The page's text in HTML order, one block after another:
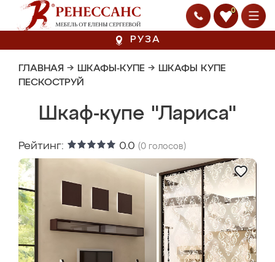
0
РУЗА
ГЛАВНАЯ → ШКАФЫ-КУПЕ → ШКАФЫ КУПЕ
ПЕСКОСТРУЙ
Шкаф-купе "Лариса"
Рейтинг: 0.0 (0 голосов)